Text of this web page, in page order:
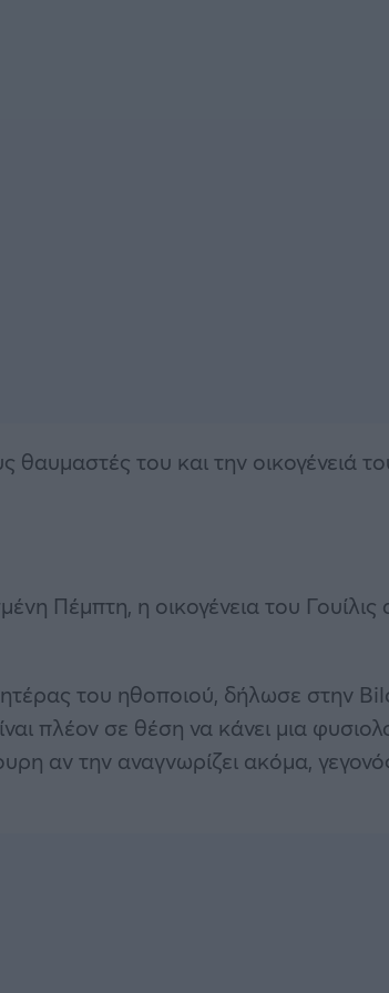
θαυμαστές του και την οικογένειά
Πέμπτη, η οικογένεια του
του ηθοποιού, δήλωσε στην
πλέον σε θέση να κάνει μια
αν την αναγνωρίζει ακόμα,